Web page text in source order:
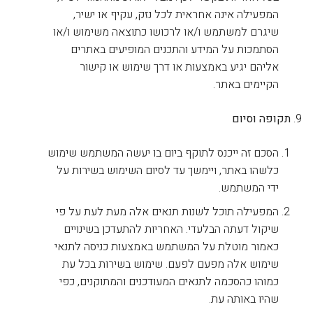
המפעילה אינה אחראית לכל נזק, עקיף או ישיר,
שיגרם למשתמש ו/או לרכושו כתוצאה משימוש ו/או
הסתמכות על המידע והתכנים המופיעים באתרים
אליהם יגיע באמצעות או דרך שימוש או קישור
הקיימים באתר.
תקופה וסיום
הסכם זה ייכנס לתוקף ביום בו יעשה המשתמש שימוש
כלשהו באתר, ויימשך עד לסיום השימוש בשירות על
ידי המשתמש.
המפעילה תוכל לשנות תנאים אלה מעת לעת על פי
שיקול דעתה הבלעדי. האחריות להתעדכן בשינויים
כאמור מוטלת על המשתמש באמצעות כניסה לתנאי
שימוש אלה מפעם לפעם. שימוש בשירות בכל עת
כמוהו כהסכמה לתנאים המעודכנים והמתוקנים, כפי
שהיו באותה עת.